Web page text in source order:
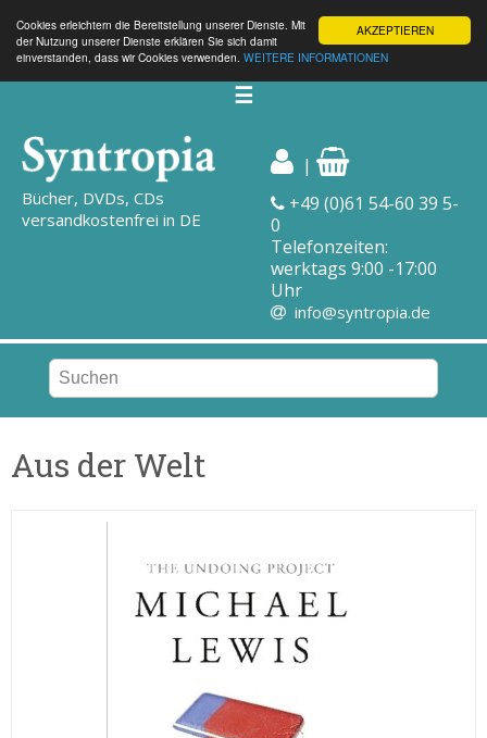
AKZEPTIEREN
Cookies erleichtern die Bereitstellung unserer Dienste. Mit
der Nutzung unserer Dienste erklären Sie sich damit
einverstanden, dass wir Cookies verwenden. WEITERE INFORMATIONEN
☰
Bücher, DVDs, CDs
versandkostenfrei in DE
|
+49 (0)61 54-60 39 5-
0
Telefonzeiten:
werktags 9:00 -17:00
Uhr
info@syntropia.de
Aus der Welt